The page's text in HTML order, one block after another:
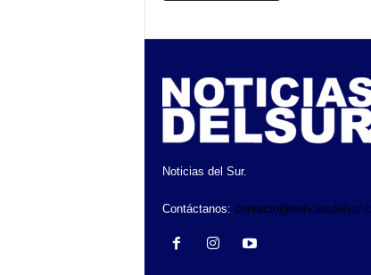
Noticias del Sur.
Contáctanos: contacto@noticiasdelsur.cl